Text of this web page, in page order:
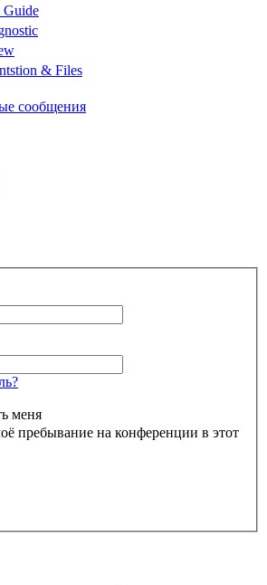
Guide
& Files
сообщения
меня
пребывание на конференции в этот